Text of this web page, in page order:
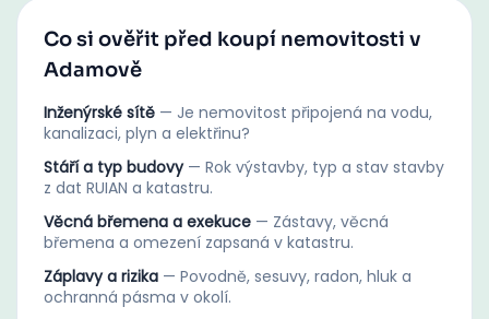
Co si ověřit před koupí nemovitosti v
Adamově
Inženýrské sítě — Je nemovitost připojená na vodu,
kanalizaci, plyn a elektřinu?
Stáří a typ budovy — Rok výstavby, typ a stav stavby
z dat RUIAN a katastru.
Věcná břemena a exekuce — Zástavy, věcná
břemena a omezení zapsaná v katastru.
Záplavy a rizika — Povodně, sesuvy, radon, hluk a
ochranná pásma v okolí.